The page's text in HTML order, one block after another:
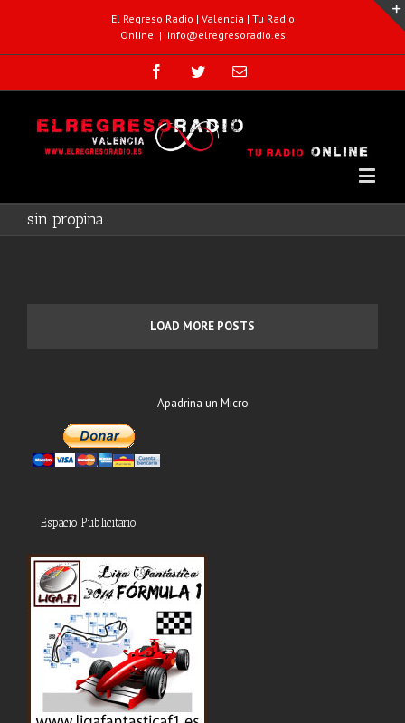
El Regreso Radio | Valencia | Tu Radio
Online | info@elregresoradio.es
sin propina
LOAD MORE POSTS
Apadrina un Micro
Espacio Publicitario